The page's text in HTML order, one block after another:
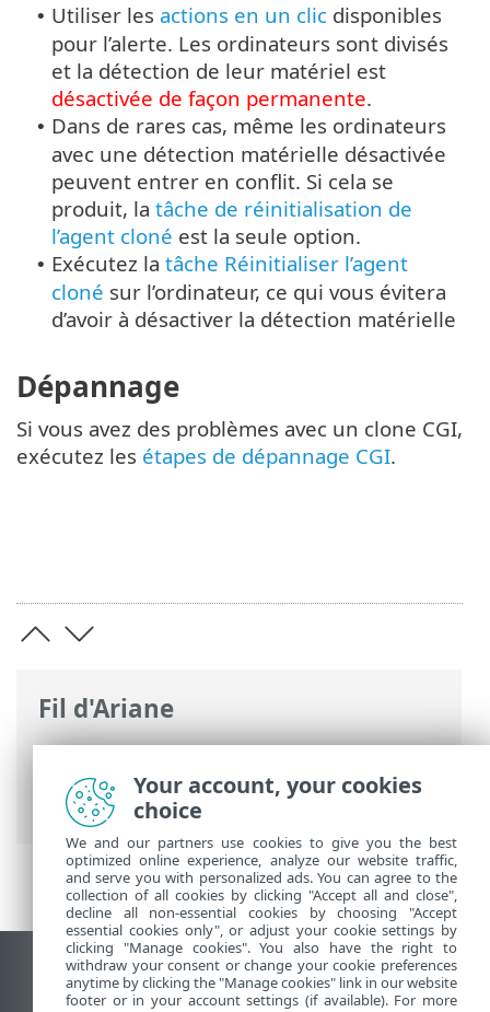
Fil d'Ariane
Aide en ligne d'ESET>ESET PROTECT On-
Prem>Démarrer> VDI, clonage et
détection de matériel
• Utiliser les actions en un clic disponibles
pour l’alerte. Les ordinateurs sont divisés
et la détection de leur matériel est
désactivée de façon permanente.
• Dans de rares cas, même les ordinateurs
avec une détection matérielle désactivée
peuvent entrer en conflit. Si cela se
produit, la tâche de réinitialisation de
l’agent cloné est la seule option.
• Exécutez la tâche Réinitialiser l’agent
cloné sur l’ordinateur, ce qui vous évitera
d’avoir à désactiver la détection matérielle
Dépannage
Si vous avez des problèmes avec un clone CGI,
exécutez les étapes de dépannage CGI.
Afficher le site pour ordinateur de bureau
End of Life
Your account, your cookies
choice
We and our partners use cookies to give you the best
optimized online experience, analyze our website traffic,
and serve you with personalized ads. You can agree to the
collection of all cookies by clicking "Accept all and close",
decline all non-essential cookies by choosing "Accept
essential cookies only", or adjust your cookie settings by
clicking "Manage cookies". You also have the right to
withdraw your consent or change your cookie preferences
anytime by clicking the "Manage cookies" link in our website
footer or in your account settings (if available). For more